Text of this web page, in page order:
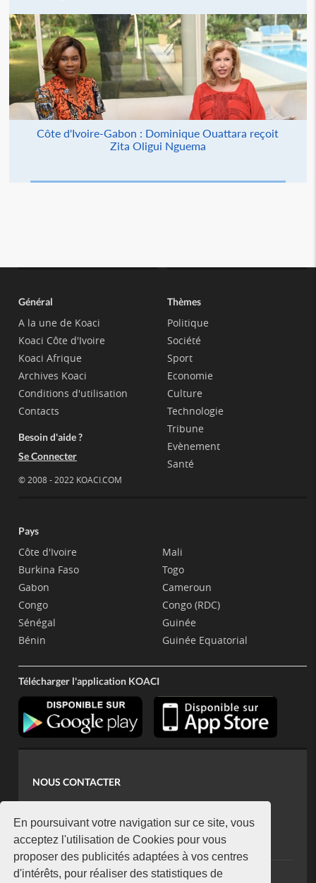
En poursuivant votre navigation sur ce site, vous
acceptez l'utilisation de Cookies pour vous
proposer des publicités adaptées à vos centres
d'intérêts, pour réaliser des statistiques de
Côte d'Ivoire-Gabon : Dominique Ouattara reçoit
Zita Oligui Nguema
Général
A la une de Koaci
Koaci Côte d'Ivoire
Koaci Afrique
Archives Koaci
Conditions d'utilisation
Contacts
Besoin d'aide ?
Se Connecter
© 2008 - 2022 KOACI.COM
Thèmes
Politique
Société
Sport
Economie
Culture
Technologie
Tribune
Evènement
Santé
Pays
Côte d'Ivoire
Burkina Faso
Gabon
Congo
Sénégal
Bénin
Mali
Togo
Cameroun
Congo (RDC)
Guinée
Guinée Equatorial
Télécharger l'application KOACI
NOUS CONTACTER
koaci@yahoo.fr
+225 07 08 85 52 93